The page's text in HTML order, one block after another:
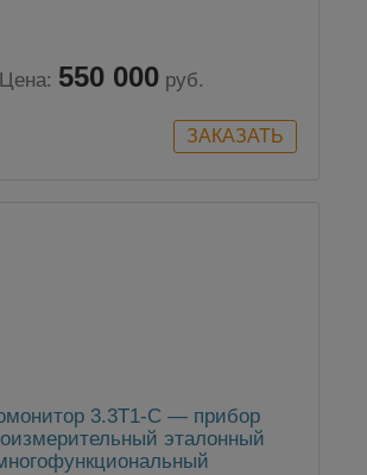
Цена: 550 000 руб.
3.3T1-C — прибор
эталонный